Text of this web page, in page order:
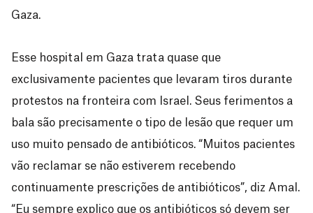
Gaza.
Esse hospital em Gaza trata quase que
exclusivamente pacientes que levaram tiros durante
protestos na fronteira com Israel. Seus ferimentos a
bala são precisamente o tipo de lesão que requer um
uso muito pensado de antibióticos. “Muitos pacientes
vão reclamar se não estiverem recebendo
continuamente prescrições de antibióticos”, diz Amal.
“Eu sempre explico que os antibióticos só devem ser